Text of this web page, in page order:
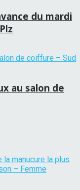
du mardi
au salon de